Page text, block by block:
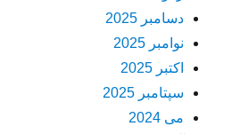
دسامبر 2025
نوامبر 2025
اکتبر 2025
سپتامبر 2025
می 2024